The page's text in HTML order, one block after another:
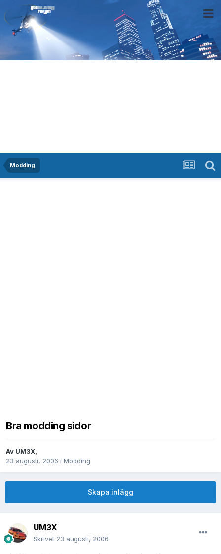
Modding
Bra modding sidor
Av UM3X,
23 augusti, 2006 i Modding
Skapa inlägg
UM3X
Skrivet 23 augusti, 2006